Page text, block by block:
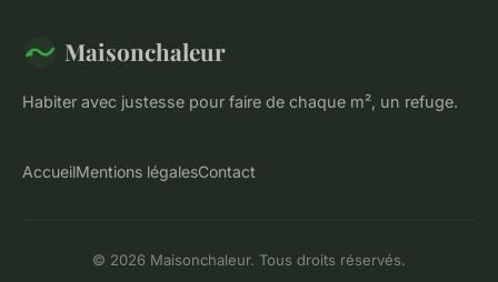
Maisonchaleur
Habiter avec justesse pour faire de chaque m², un refuge.
AccueilMentions légalesContact
© 2026 Maisonchaleur. Tous droits réservés.